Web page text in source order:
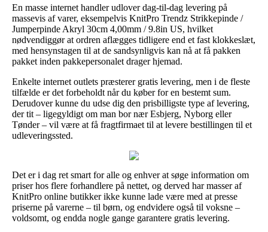
En masse internet handler udlover dag-til-dag levering på
massevis af varer, eksempelvis KnitPro Trendz Strikkepinde /
Jumperpinde Akryl 30cm 4,00mm / 9.8in US, hvilket
nødvendiggør at ordren aflægges tidligere end et fast klokkeslæt,
med hensynstagen til at de sandsynligvis kan nå at få pakken
pakket inden pakkepersonalet drager hjemad.
Enkelte internet outlets præsterer gratis levering, men i de fleste
tilfælde er det forbeholdt når du køber for en bestemt sum.
Derudover kunne du udse dig den prisbilligste type af levering,
der tit – ligegyldigt om man bor nær Esbjerg, Nyborg eller
Tønder – vil være at få fragtfirmaet til at levere bestillingen til et
udleveringssted.
Det er i dag ret smart for alle og enhver at søge information om
priser hos flere forhandlere på nettet, og derved har masser af
KnitPro online butikker ikke kunne lade være med at presse
priserne på varerne – til børn, og endvidere også til voksne –
voldsomt, og endda nogle gange garantere gratis levering.